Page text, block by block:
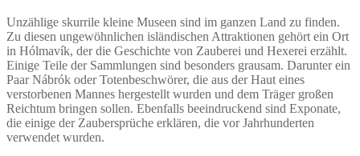
Unzählige skurrile kleine Museen sind im ganzen Land zu finden.
Zu diesen ungewöhnlichen isländischen Attraktionen gehört ein Ort
in Hólmavík, der die Geschichte von Zauberei und Hexerei erzählt.
Einige Teile der Sammlungen sind besonders grausam. Darunter ein
Paar Nábrók oder Totenbeschwörer, die aus der Haut eines
verstorbenen Mannes hergestellt wurden und dem Träger großen
Reichtum bringen sollen. Ebenfalls beeindruckend sind Exponate,
die einige der Zaubersprüche erklären, die vor Jahrhunderten
verwendet wurden.